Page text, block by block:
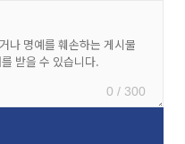
0 / 300